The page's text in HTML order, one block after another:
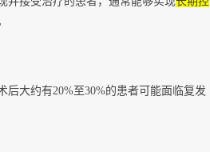
大约有20%至30%的患者可能面临复发